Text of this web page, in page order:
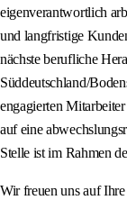
eigenverantwortlich
und langfristige
nächste berufliche
Süddeutschland/
engagierten
auf eine
Stelle ist im Rahmen
Wir freuen uns auf